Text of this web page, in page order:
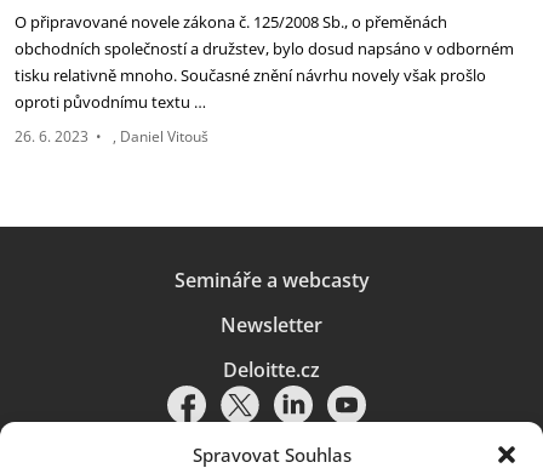
Spravovat Souhlas
O připravované novele zákona č. 125/2008 Sb., o přeměnách
obchodních společností a družstev, bylo dosud napsáno v odborném
tisku relativně mnoho. Současné znění návrhu novely však prošlo
oproti původnímu textu …
26. 6. 2023 • Daniel Vitouš
Semináře a webcasty
Newsletter
Deloitte.cz